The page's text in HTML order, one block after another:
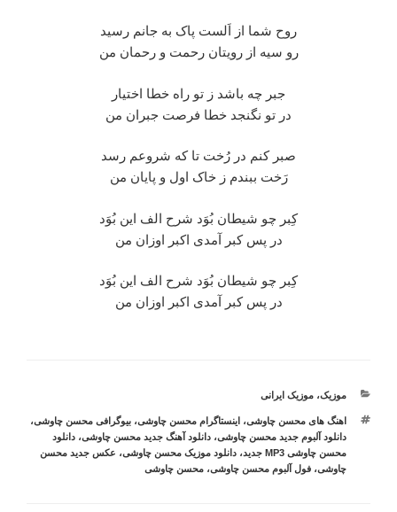
روح شما از اَلست پاک به جانم رسید
رو سیه از رویتان رحمت و رحمان من
جبر چه باشد ز تو راه خطا اختیار
در تو نگنجد خطا فرصت جبران من
صبر کنم در رُخت تا که شروعم رسد
رَخت ببندم ز خاک اول و پایان من
کِبر چو شیطان بُوَد شرح الف این بُوَد
در پس کبر آمدی اکبر اوزان من
کِبر چو شیطان بُوَد شرح الف این بُوَد
در پس کبر آمدی اکبر اوزان من
دسته‌ها
موزیک،موزیک ایرانی
برچسب‌ها
اهنگ های محسن چاوشی، اینستاگرام محسن چاوشی،بیوگرافی محسن چاوشی،
دانلود آلبوم جدید محسن چاوشی،دانلود آهنگ جدید محسن چاوشی،دانلود
محسن چاوشی MP3 جدید
،دانلود موزیک محسن چاوشی، عکس جدید محسن
چاوشی،فول آلبوم محسن چاوشی،محسن چاوشی